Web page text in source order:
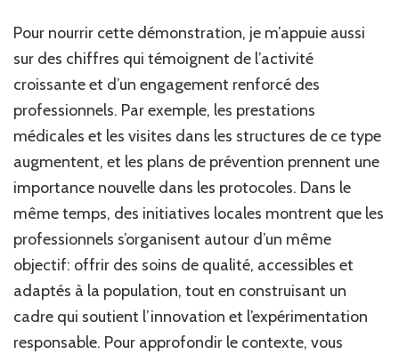
Pour nourrir cette démonstration, je m’appuie aussi
sur des chiffres qui témoignent de l’activité
croissante et d’un engagement renforcé des
professionnels. Par exemple, les prestations
médicales et les visites dans les structures de ce type
augmentent, et les plans de prévention prennent une
importance nouvelle dans les protocoles. Dans le
même temps, des initiatives locales montrent que les
professionnels s’organisent autour d’un même
objectif: offrir des soins de qualité, accessibles et
adaptés à la population, tout en construisant un
cadre qui soutient l’innovation et l’expérimentation
responsable. Pour approfondir le contexte, vous